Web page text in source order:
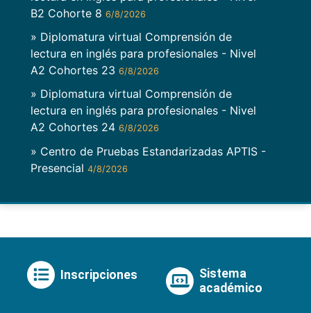
B2 Cohorte 8 6/8/2026
» Diplomatura virtual Comprensión de
lectura en inglés para profesionales - Nivel
A2 Cohortes 23 6/8/2026
» Diplomatura virtual Comprensión de
lectura en inglés para profesionales - Nivel
A2 Cohortes 24 6/8/2026
» Centro de Pruebas Estandarizadas APTIS -
Presencial 4/8/2026
Inscripciones
Sistema
académico